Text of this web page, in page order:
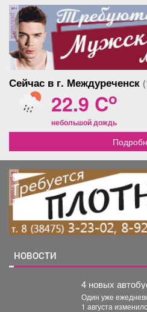
реклама
Сейчас в г. Междуреченск
22.9 Co
небольшой дождь
реклама
НОВОСТИ
4 новых
Один уже ежедневно на
1 августа